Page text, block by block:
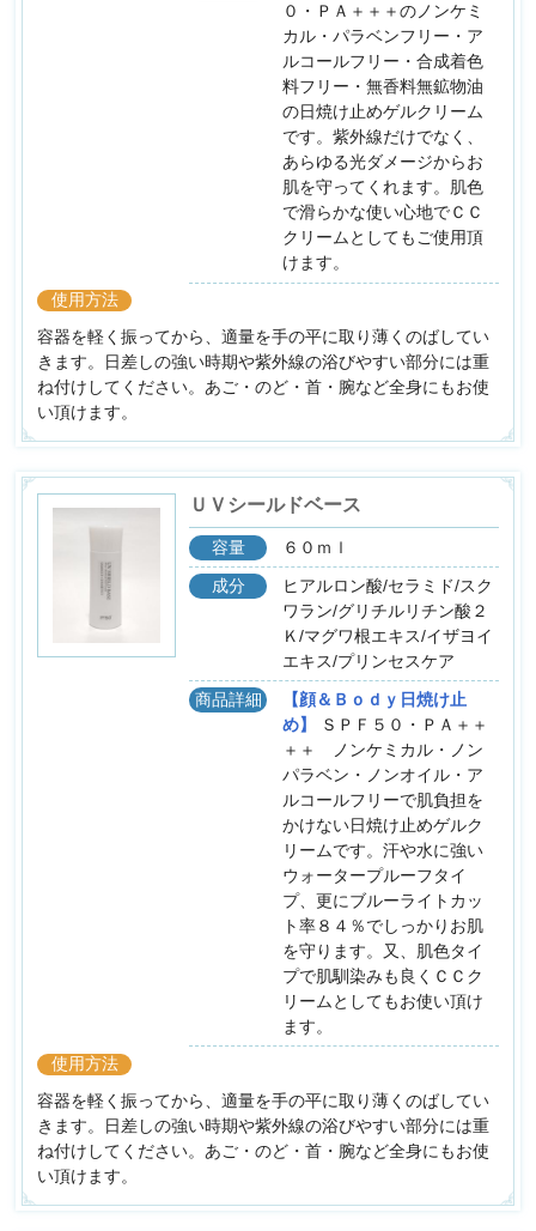
０・ＰＡ＋＋＋のノンケミ
カル・パラベンフリー・ア
ルコールフリー・合成着色
料フリー・無香料無鉱物油
の日焼け止めゲルクリーム
です。紫外線だけでなく、
あらゆる光ダメージからお
肌を守ってくれます。肌色
で滑らかな使い心地でＣＣ
クリームとしてもご使用頂
けます。
使用方法
容器を軽く振ってから、適量を手の平に取り薄くのばしてい
きます。日差しの強い時期や紫外線の浴びやすい部分には重
ね付けしてください。あご・のど・首・腕など全身にもお使
い頂けます。
ＵＶシールドベース
容量 ６０ｍｌ
成分
ヒアルロン酸/セラミド/スク
ワラン/グリチルリチン酸２
Ｋ/マグワ根エキス/イザヨイ
エキス/プリンセスケア
商品詳細
【顔＆Ｂｏｄｙ日焼け止
め】
ＳＰＦ５０・ＰＡ＋＋
＋＋ ノンケミカル・ノン
パラベン・ノンオイル・ア
ルコールフリーで肌負担を
かけない日焼け止めゲルク
リームです。汗や水に強い
ウォータープルーフタイ
プ、更にブルーライトカッ
ト率８４％でしっかりお肌
を守ります。又、肌色タイ
プで肌馴染みも良くＣＣク
リームとしてもお使い頂け
ます。
使用方法
容器を軽く振ってから、適量を手の平に取り薄くのばしてい
きます。日差しの強い時期や紫外線の浴びやすい部分には重
ね付けしてください。あご・のど・首・腕など全身にもお使
い頂けます。